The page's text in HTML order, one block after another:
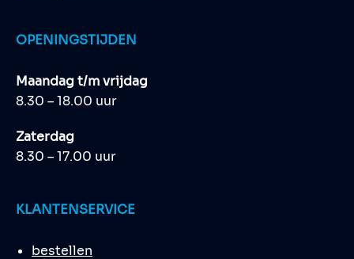
OPENINGSTIJDEN
Maandag t/m vrijdag
8.30 – 18.00 uur
Zaterdag
8.30 – 17.00 uur
KLANTENSERVICE
bestellen